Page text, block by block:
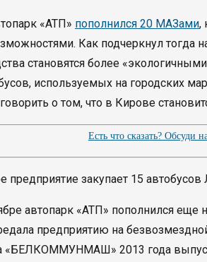
«АТП» пополнился 20 МАЗами,
Как подчеркнул тогда
становятся более
используемых на городских
о том, что в Кирове
Есть что сказать? Обсуди
автопарк «АТП» пополнился еще
предприятию на
«БЕЛКОММУНМАШ» 2013 года